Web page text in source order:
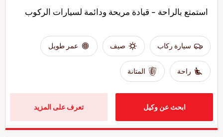
استمتع بالراحة - قيادة مريحة ودائمة لسيارات الركوب
سيارة ركاب صيف عمر طويل
راحة المتانة
ابحث عن وكيل تعرف على المزيد